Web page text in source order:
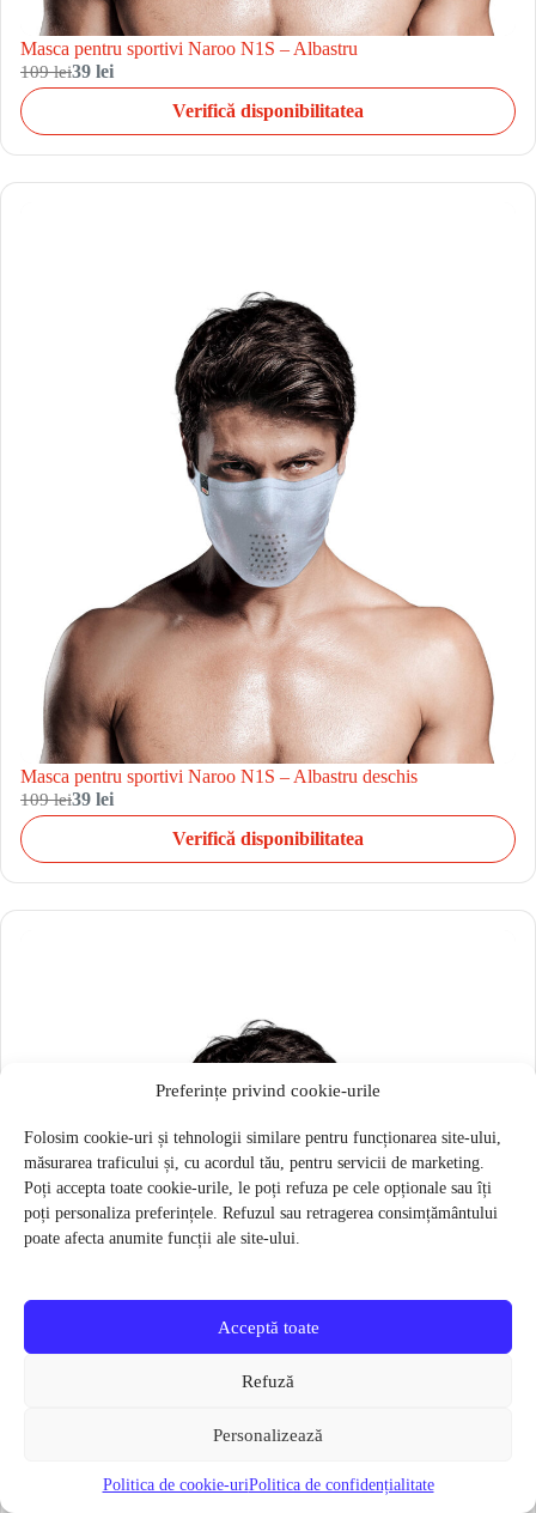
Preferințe privind cookie-urile
Folosim cookie-uri și tehnologii similare pentru funcționarea site-ului,
măsurarea traficului și, cu acordul tău, pentru servicii de marketing.
Poți accepta toate cookie-urile, le poți refuza pe cele opționale sau îți
poți personaliza preferințele. Refuzul sau retragerea consimțământului
poate afecta anumite funcții ale site-ului.
Acceptă toate
Refuză
Personalizează
Politica de cookie-uriPolitica de confidențialitate
Masca pentru sportivi Naroo N1S – Albastru
109 lei39 lei
Verifică disponibilitatea
Masca pentru sportivi Naroo N1S – Albastru deschis
109 lei39 lei
Verifică disponibilitatea